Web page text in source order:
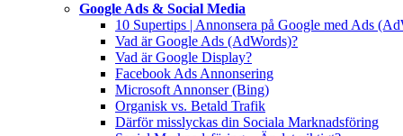
Google Ads & Social Media
10 Supertips | Annonsera på Google med Ads
Vad är Google Ads (AdWords)?
Vad är Google Display?
Facebook Ads Annonsering
Microsoft Annonser (Bing)
Organisk vs. Betald Trafik
Därför misslyckas din Sociala Marknadsföring